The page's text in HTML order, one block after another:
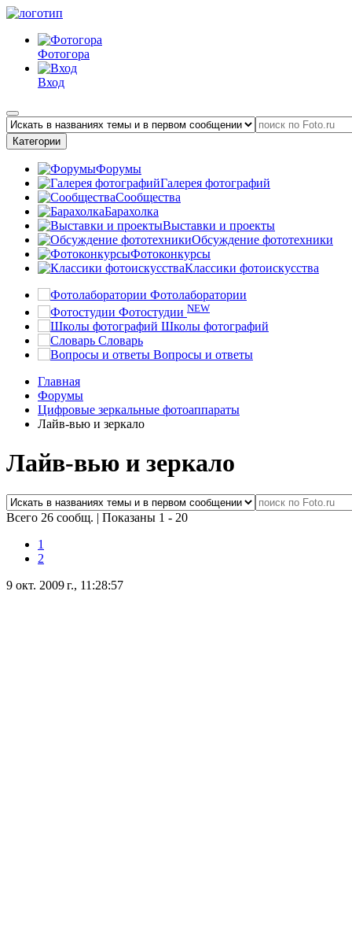
Фотогора
Вход
Категории
Форумы
Галерея фотографий
Сообщества
Барахолка
Выставки и проекты
Обсуждение фототехники
Фотоконкурсы
Классики фотоискусства
Фотолаборатории
Фотостудии NEW
Школы фотографий
Словарь
Вопросы и ответы
Главная
Форумы
Цифровые зеркальные фотоаппараты
Лайв-вью и зеркало
Лайв-вью и зеркало
Всего 26 сообщ. | Показаны 1 - 20
1
2
9 окт. 2009 г., 11:28:57